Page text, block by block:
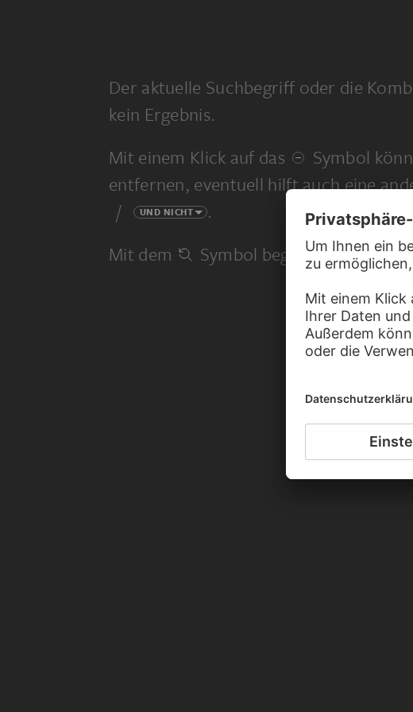
Der aktuelle Suchbegriff oder die
kein Ergebnis.
Mit einem Klick auf das
Symbol
entfernen, eventuell hilft auch eine
/ UND NICHT
.
Mit dem
Symbol beginnen Sie eine